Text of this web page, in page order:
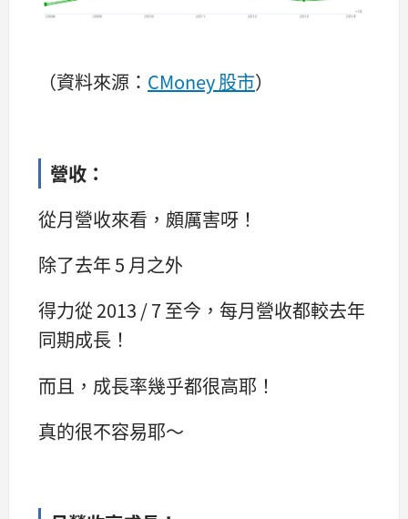
（資料來源： CMoney 股市）
營收：
從月營收來看，頗厲害呀！
除了去年 5 月之外
得力從 2013 / 7 至今，每月營收都較去年
同期成長！
而且，成長率幾乎都很高耶！
真的很不容易耶～